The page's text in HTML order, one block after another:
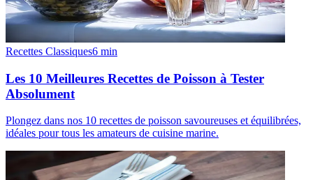
Recettes Classiques6 min
Les 10 Meilleures Recettes de Poisson à Tester
Absolument
Plongez dans nos 10 recettes de poisson savoureuses et équilibrées,
idéales pour tous les amateurs de cuisine marine.